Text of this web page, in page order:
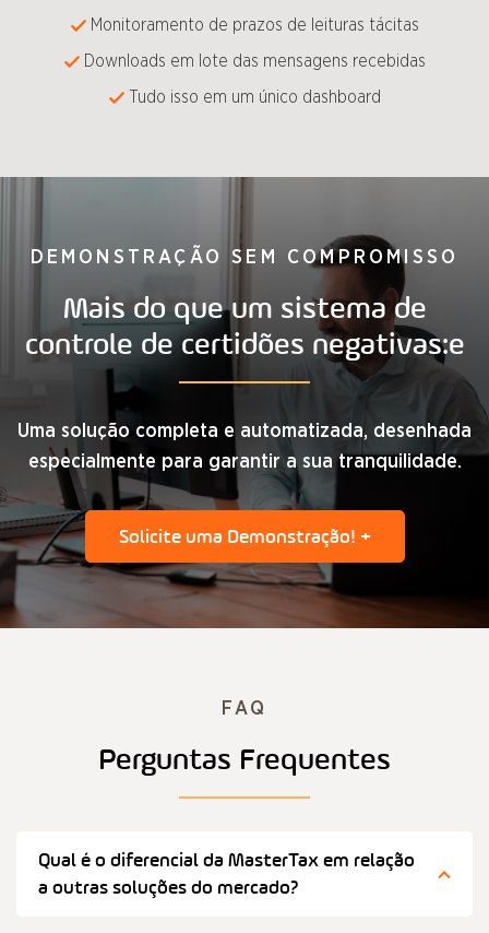
Monitoramento de prazos de leituras tácitas​
Downloads em lote das mensagens recebidas​
Tudo isso em um único dashboard​
DEMONSTRAÇÃO SEM COMPROMISSO
Mais do que um sistema de
controle de certidões negativas:e
Uma solução completa e automatizada, desenhada
especialmente para garantir a sua tranquilidade.
Solicite uma Demonstração! +
FAQ
Perguntas Frequentes
Qual é o diferencial da MasterTax em relação
a outras soluções do mercado?